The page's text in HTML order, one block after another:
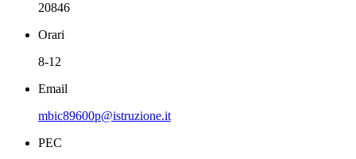
20846
Orari
8-12
Email
mbic89600p@istruzione.it
PEC